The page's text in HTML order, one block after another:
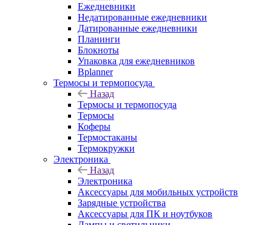
Ежедневники
Недатированные ежедневники
Датированные ежедневники
Планинги
Блокноты
Упаковка для ежедневников
Bplanner
Термосы и термопосуда
Назад
Термосы и термопосуда
Термосы
Коферы
Термостаканы
Термокружки
Электроника
Назад
Электроника
Аксессуары для мобильных устройств
Зарядные устройства
Аксессуары для ПК и ноутбуков